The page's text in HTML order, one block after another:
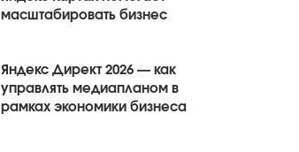
масштабировать бизнес
Яндекс Директ 2026 — как
управлять медиапланом в
рамках экономики бизнеса